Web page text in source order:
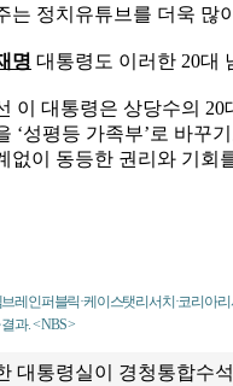
는 정치유튜브를 더욱 많
명 대통령도 이러한 20대
이 대통령은 상당수의 20
‘성평등 가족부’로 바꾸
없이 동등한 권리와 기회
레인퍼블릭·케이스탯리서치·코리아
과. < NBS >
대통령실이 경청통합수